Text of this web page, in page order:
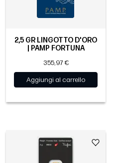
2,5 GR LINGOTTO D'ORO
| PAMP FORTUNA
355,97 €
Aggiungi al carrello